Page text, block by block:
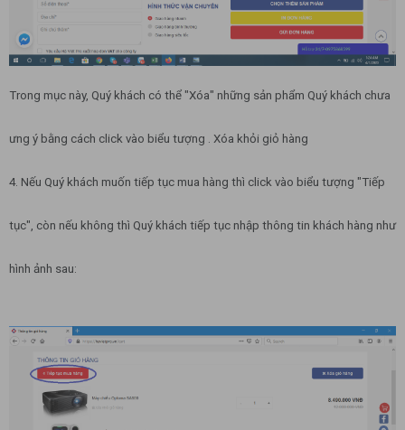
Trong mục này, Quý khách có thể "Xóa" những sản phẩm Quý khách chưa
ưng ý bằng cách click vào biểu tượng . Xóa khỏi giỏ hàng
4. Nếu Quý khách muốn tiếp tục mua hàng thì click vào biểu tượng "Tiếp
tục", còn nếu không thì Quý khách tiếp tục nhập thông tin khách hàng như
hình ảnh sau: